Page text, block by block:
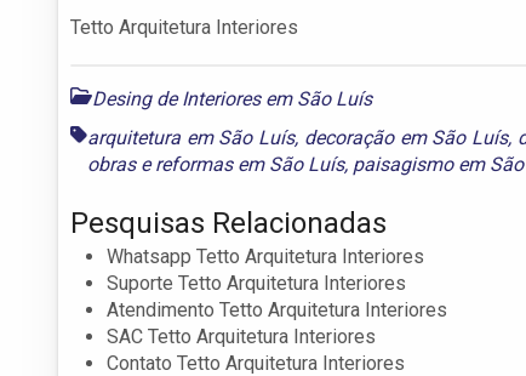
Tetto Arquitetura Interiores
Desing de Interiores em São Luís
arquitetura em São Luís, decoração em São Luís,
obras e reformas em São Luís, paisagismo em
Pesquisas Relacionadas
Whatsapp Tetto Arquitetura Interiores
Suporte Tetto Arquitetura Interiores
Atendimento Tetto Arquitetura Interiores
SAC Tetto Arquitetura Interiores
Contato Tetto Arquitetura Interiores